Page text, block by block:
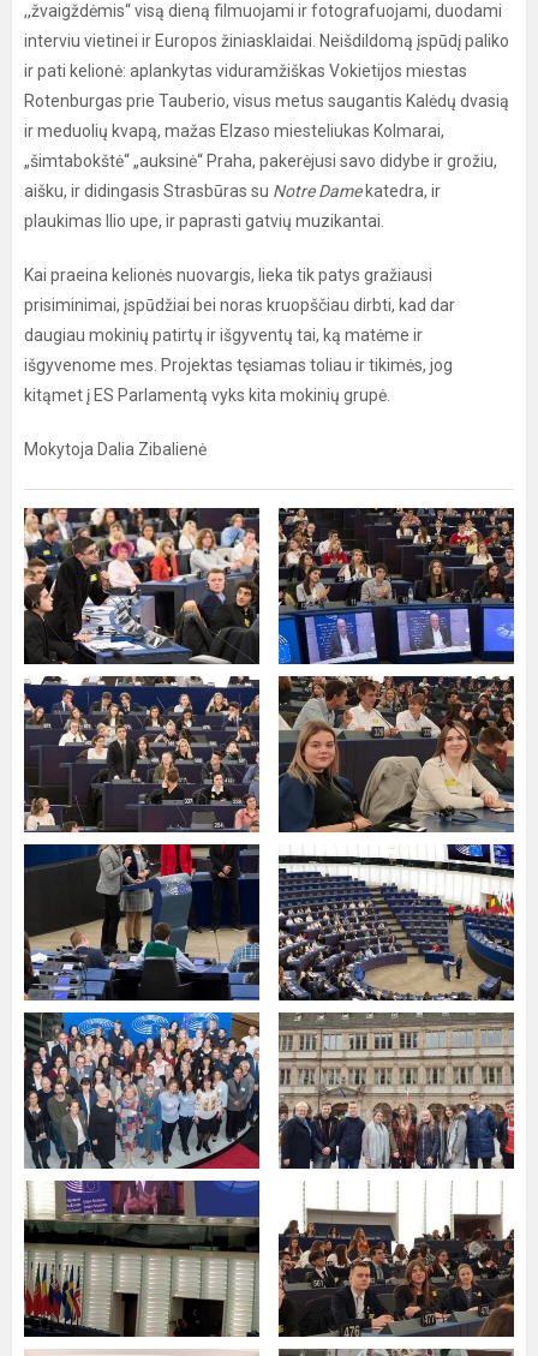
,,žvaigždėmis“ visą dieną filmuojami ir fotografuojami, duodami
interviu vietinei ir Europos žiniasklaidai. Neišdildomą įspūdį paliko
ir pati kelionė: aplankytas viduramžiškas Vokietijos miestas
Rotenburgas prie Tauberio, visus metus saugantis Kalėdų dvasią
ir meduolių kvapą, mažas Elzaso miesteliukas Kolmarai,
„šimtabokštė“ „auksinė“ Praha, pakerėjusi savo didybe ir grožiu,
aišku, ir didingasis Strasbūras su Notre Damekatedra, ir
plaukimas Ilio upe, ir paprasti gatvių muzikantai.
Kai praeina kelionės nuovargis, lieka tik patys gražiausi
prisiminimai, įspūdžiai bei noras kruopščiau dirbti, kad dar
daugiau mokinių patirtų ir išgyventų tai, ką matėme ir
išgyvenome mes. Projektas tęsiamas toliau ir tikimės, jog
kitąmet į ES Parlamentą vyks kita mokinių grupė.
Mokytoja Dalia Zibalienė